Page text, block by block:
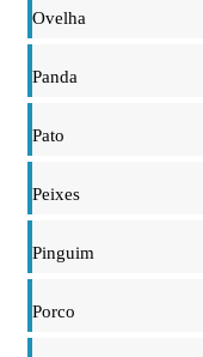
Ovelha
Panda
Pato
Peixes
Pinguim
Porco